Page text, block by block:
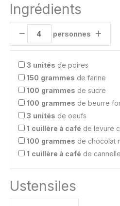
Ingrédients
personnes
3 unités de poires
150 grammes de farine
100 grammes de sucre
100 grammes de beurre
3 unités de oeufs
1 cuillère à café de levure
100 grammes de chocolat
1 cuillère à café de
Ustensiles